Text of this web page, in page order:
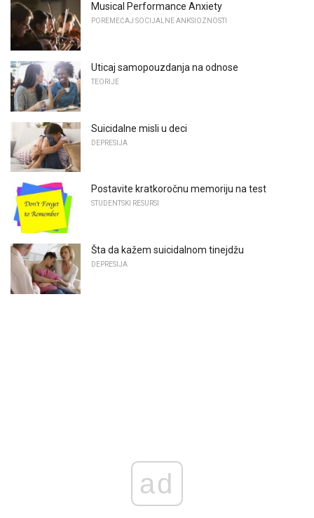
Musical Performance Anxiety
POREMEĆAJ SOCIJALNE ANKSIOZNOSTI
Uticaj samopouzdanja na odnose
TEORIJE
Suicidalne misli u deci
DEPRESIJA
Postavite kratkoročnu memoriju na test
STUDENTSKI RESURSI
Šta da kažem suicidalnom tinejdžu
DEPRESIJA
ad